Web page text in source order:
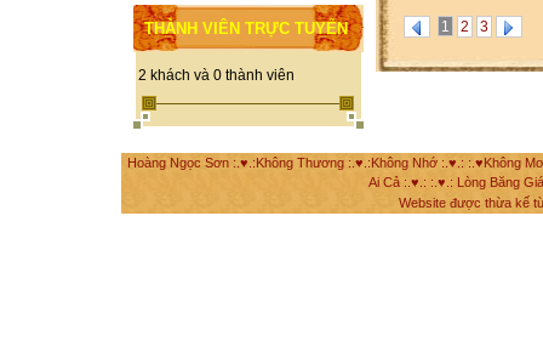
THÀNH VIÊN TRỰC TUYẾN
2 khách và 0 thành viên
1 2 3
Hoàng Ngọc Sơn :.♥.:Không Thương :.♥.:Không Nhớ :.♥.: :.♥Không
Ai Cả :.♥.: :.♥.: Lòng Băng
Website được thừa kế